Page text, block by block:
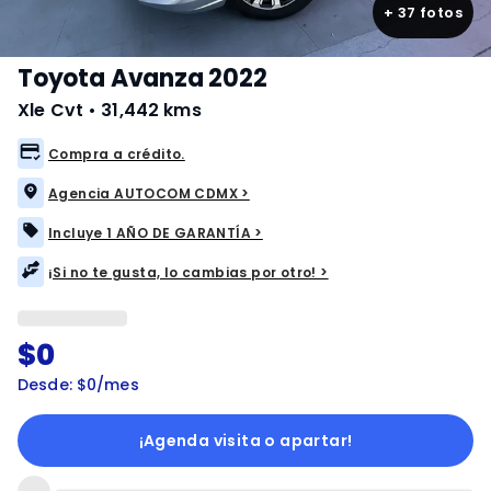
+ 37 fotos
Toyota Avanza 2022
Xle Cvt • 31,442 kms
Compra a crédito.
Agencia AUTOCOM CDMX >
Incluye 1 AÑO DE GARANTÍA >
¡Si no te gusta, lo cambias por otro! >
$0
Desde: $0/mes
¡Agenda visita o apartar!